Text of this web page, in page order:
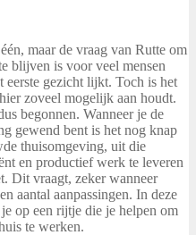
maar de vraag van Rutte om
blijven is voor veel mensen
eerste gezicht lijkt. Toch is het
zoveel mogelijk aan houdt.
begonnen. Wanneer je de
gewend bent is het nog knap
thuisomgeving, uit die
en productief werk te leveren
Dit vraagt, zeker wanneer
aantal aanpassingen. In deze
op een rijtje die je helpen om
te werken.